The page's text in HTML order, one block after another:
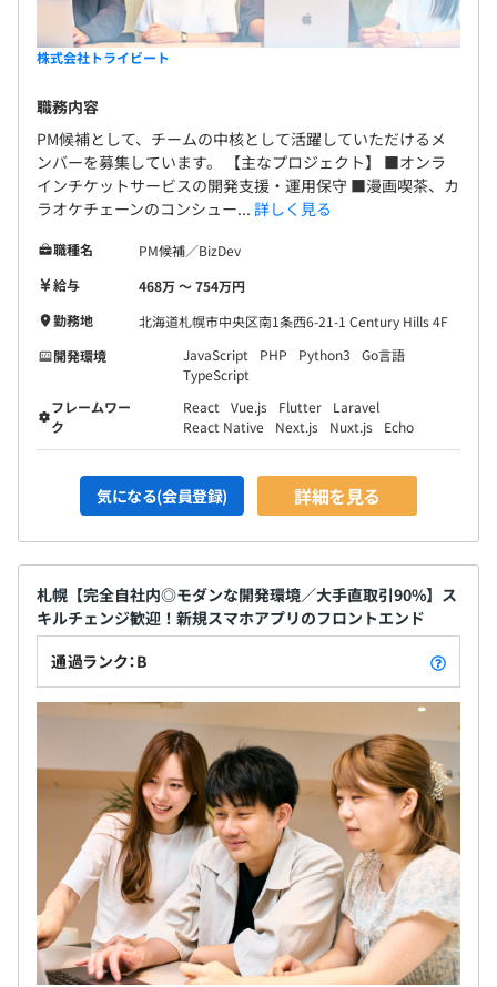
株式会社トライビート
職務内容
PM候補として、チームの中核として活躍していただけるメ
ンバーを募集しています。 【主なプロジェクト】 ■オンラ
インチケットサービスの開発支援・運用保守 ■漫画喫茶、カ
ラオケチェーンのコンシュー... 詳しく見る
職種名
PM候補／BizDev
給与
468万 〜 754万円
勤務地
北海道札幌市中央区南1条西6-21-1 Century Hills 4F
開発環境
JavaScript PHP Python3
Go言語
TypeScript
フレームワー
ク
React Vue.js Flutter
Laravel
React Native
Next.js Nuxt.js Echo
気になる(会員登録) 詳細を見る
札幌【完全自社内◎モダンな開発環境／大手直取引90%】ス
キルチェンジ歓迎！新規スマホアプリのフロントエンド
通過ランク：B